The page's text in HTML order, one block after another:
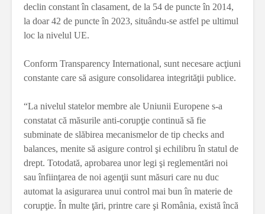
declin constant în clasament, de la 54 de puncte în 2014,
la doar 42 de puncte în 2023, situându-se astfel pe ultimul
loc la nivelul UE.
Conform Transparency International, sunt necesare acţiuni
constante care să asigure consolidarea integrităţii publice.
“La nivelul statelor membre ale Uniunii Europene s-a
constatat că măsurile anti-corupţie continuă să fie
subminate de slăbirea mecanismelor de tip checks and
balances, menite să asigure control şi echilibru în statul de
drept. Totodată, aprobarea unor legi şi reglementări noi
sau înfiinţarea de noi agenţii sunt măsuri care nu duc
automat la asigurarea unui control mai bun în materie de
corupţie. În multe ţări, printre care şi România, există încă